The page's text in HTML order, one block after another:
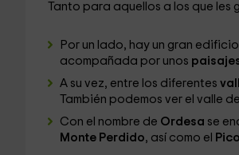
Tanto para aquellos a los que
Por un lado, hay un gran
acompañada por unos
A su vez, entre los diferentes
También podemos ver el valle de
Con el nombre de Ordesa se
Monte Perdido, así como el